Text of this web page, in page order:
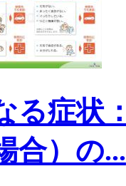
る症
合）の...